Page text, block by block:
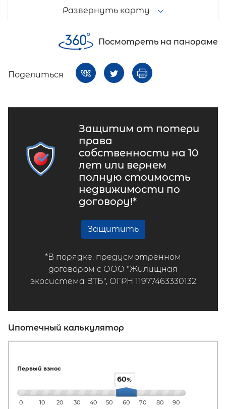
Развернуть карту
Посмотреть на панораме
Поделиться
Защитим от потери
права
собственности на 10
лет или вернем
полную стоимость
недвижимости по
договору!*
Защитить
*В порядке, предусмотренном
договором с ООО "Жилищная
экосистема ВТБ", ОГРН 11977463330132
Ипотечный калькулятор